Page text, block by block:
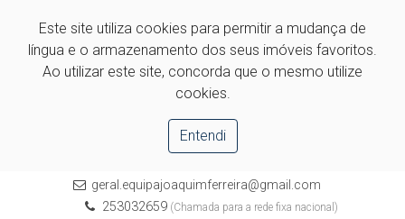
Este site utiliza cookies para permitir a mudança de
língua e o armazenamento dos seus imóveis favoritos.
Ao utilizar este site, concorda que o mesmo utilize
cookies.
Entendi
geral.equipajoaquimferreira@gmail.com
253032659(Chamada para a rede fixa nacional)